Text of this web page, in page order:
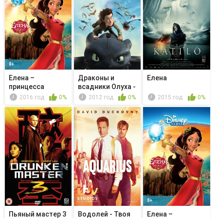
Елена –
принцесса
Авалора - Кто
2016 год 0%
Драконы и
всадники Олуха -
День Весенья
2012 год 0%
Елена
2015 год 0%
Пьяный мастер 3
Водолей - Твоя
Елена –